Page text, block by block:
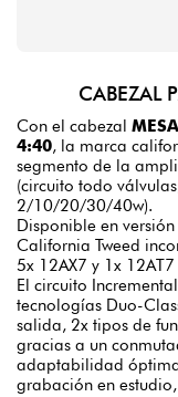
CABEZAL
Con el cabezal
4:40, la marca
segmento de la
(circuito todo
2/10/20/30/40w).
Disponible en
California Tweed
5x 12AX7 y 1x
El circuito
tecnologías Duo-
salida, 2x tipos de
gracias a un
adaptabilidad
grabación en